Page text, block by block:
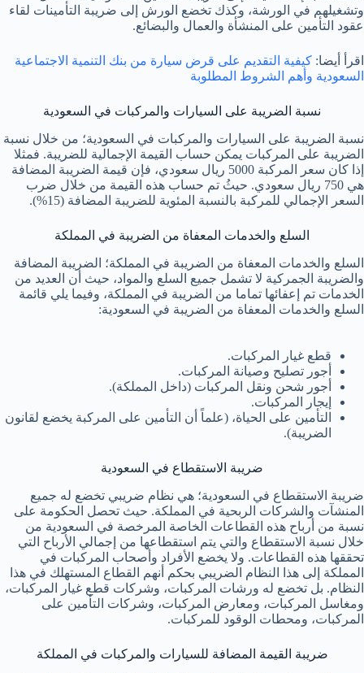
وتشغيلهم في الورشة، وكذك تخضع الورش إلى ضريبة التأمينات لقاء
عقود التأمين على المنشأة والعمال والبضائع.
اقرأ أيضا: كيفية التقديم على قرض سيارة من بنك التنمية الاجتماعية
السعودية وأهم الشروط المطلوبة
نسبة الضريبة على السيارات والمركبات في السعودية
نسبة الضريبة على السيارات والمركبات في السعودية؛ من خلال نسبة
الضريبة على المركبات يمكن حساب القيمة الإجمالية للضريبة. فمثلا
إذا كان سعر المركبة 5000 ريال سعودي، فإن قيمة الضريبة المضافة
هي 750 ريال سعودي. حيثُ تم حساب هذه القيمة من خلال ضرب
السعر الإجمالي للمركبة بالنسبة المئوية للضريبة المضافة (15%).
السلع والخدمات المعفاة من الضريبة في المملكة
السلع والخدمات المعفاة من الضريبة في المملكة؛ الضريبة المضافة
والضريبة الجمركية لا تشمل جميع السلع والمواد، حيث أن العديد من
الخدمات تم إعفائها تماما من الضريبة في المملكة، وفيما يلي قائمة
السلع والخدمات المعفاة من الضريبة في السعودية:
قطع غيار المركبات.
أجور تصليح وصيانة المركبات.
أجور شحن ونقل المركبات (داخل المملكة).
إيجار المركبات.
التأمين على الحياة، (علماً أن التأمين على المركبة يخضع لقانون
الضريبة).
ضريبة الاستقطاع في السعودية
ضريبة الاستقطاع في السعودية؛ هي نظام ضريبي تخضع له جميع
المنشآت والشركات الربحية في المملكة. حيث تحصل الحكومة على
نسبة من أرباح هذه القطاعات الخاصة المرخصة في السعودية من
خلال نسبة الاستقطاع والتي يتم استقطاعها من إجمالي الأرباح التي
تحققها هذه القطاعات. ولا يخضع الأفراد وأصحاب المركبات في
المملكة إلى هذا النظام الضريبي بحكم أنهم القطاع المستهلك في هذا
النظام. بل تخضع له ورشات المركبات، وشركات قطع غيار المركبات،
ومغاسل المركبات، ومعارض المركبات، وشركات التأمين على
المركبات، ومحطات الوقود للمركبات.
ضريبة القيمة المضافة للسيارات والمركبات في المملكة